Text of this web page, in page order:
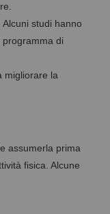
studi hanno
di
migliorare la
assumerla prima
fisica. Alcune